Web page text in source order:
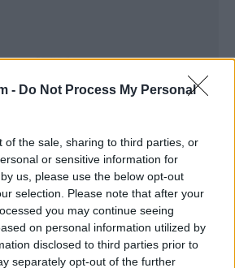
- Do Not Process My Personal
of the sale, sharing to third parties, or
or sensitive information for
us, please use the below opt-out
selection. Please note that after your
you may continue seeing
on personal information utilized by
disclosed to third parties prior to
separately opt-out of the further
απαντάει στην
μετά και στο μειλ που
ότι η γνωμάτευσή της έχει
δική του εκτίμηση, η οποία